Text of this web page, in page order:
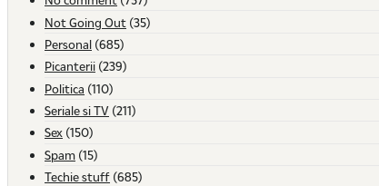
Not Going Out (35)
Personal (685)
Picanterii (239)
Politica (110)
Seriale si TV (211)
Sex (150)
Spam (15)
Techie stuff (685)